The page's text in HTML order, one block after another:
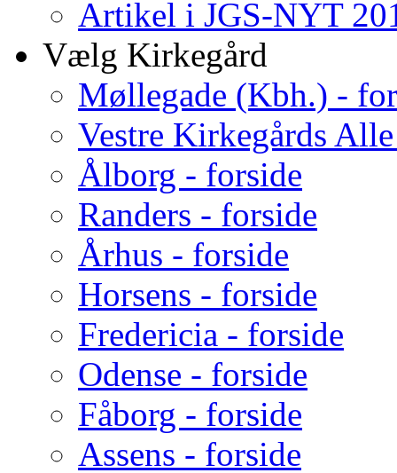
Artikel i JGS-NYT
Vælg Kirkegård
Møllegade (Kbh.) -
Vestre Kirkegårds
Ålborg - forside
Randers - forside
Århus - forside
Horsens - forside
Fredericia - forside
Odense - forside
Fåborg - forside
Assens - forside